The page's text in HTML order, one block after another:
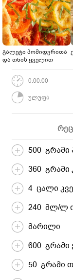
გალეტი პომიდვრითა
და თხის ყველით
0:00:00
ულუფა
500
360 გრამი
4 ცალი
240 მლ/ლ
მარილი
600
50 გრამი